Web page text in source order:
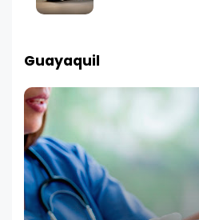
Guayaquil